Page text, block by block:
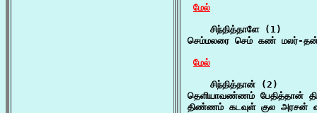
மேல்
    சிந்தித்தாளே (1)
செம்மலரை செம் கண் மலர்-
மேல்
    சிந்தித்தான் (2)
தெளியாவண்ணம் பேதித்தான்
திண்ணம் கடவுள் குல அரசன்